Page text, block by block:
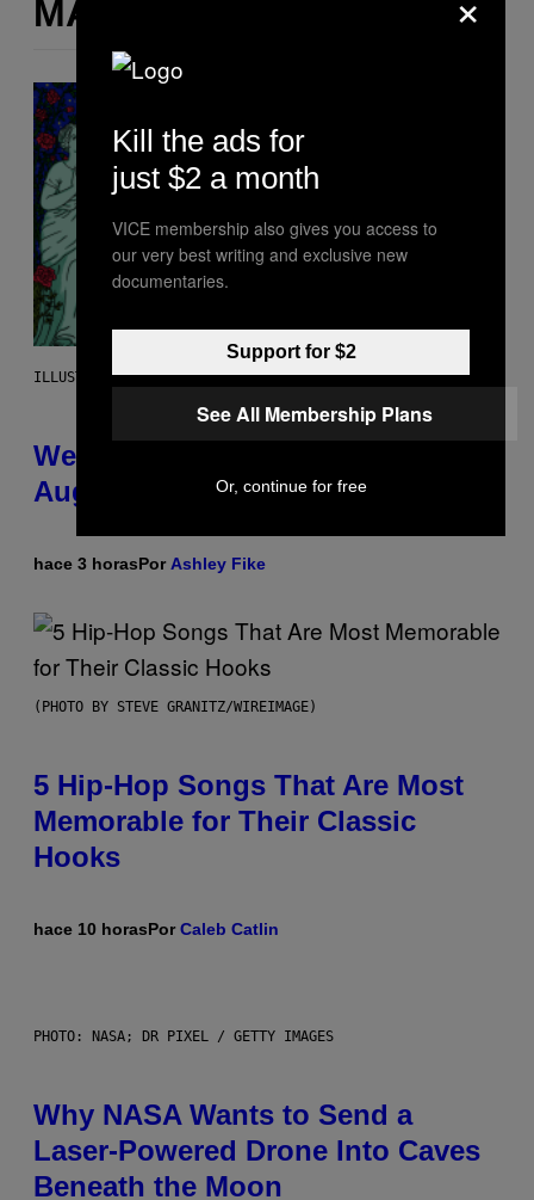
MÁS DE LO MISMO
ILLUSTRATION BY REESA
Weekly Horoscope: August 9-
August 15
hace 3 horasPor Ashley Fike
(PHOTO BY STEVE GRANITZ/WIREIMAGE)
5 Hip-Hop Songs That Are Most
Memorable for Their Classic
Hooks
hace 10 horasPorCaleb Catlin
PHOTO: NASA; DR PIXEL / GETTY IMAGES
Why NASA Wants to Send a
Laser-Powered Drone Into Caves
Beneath the Moon
Kill the ads for
just $2 a month
VICE membership also gives you access to
our very best writing and exclusive new
documentaries.
Support for $2
See All Membership Plans
Or, continue for free